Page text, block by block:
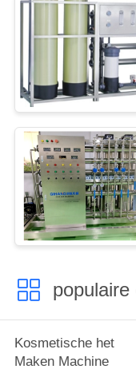
populaire
Kosmetische het
Maken Machine